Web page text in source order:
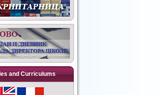
and Curriculums